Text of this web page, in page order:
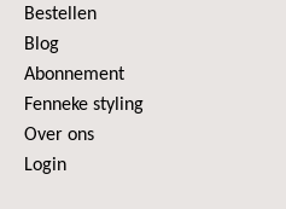
Bestellen
Blog
Abonnement
Fenneke styling
Over ons
Login